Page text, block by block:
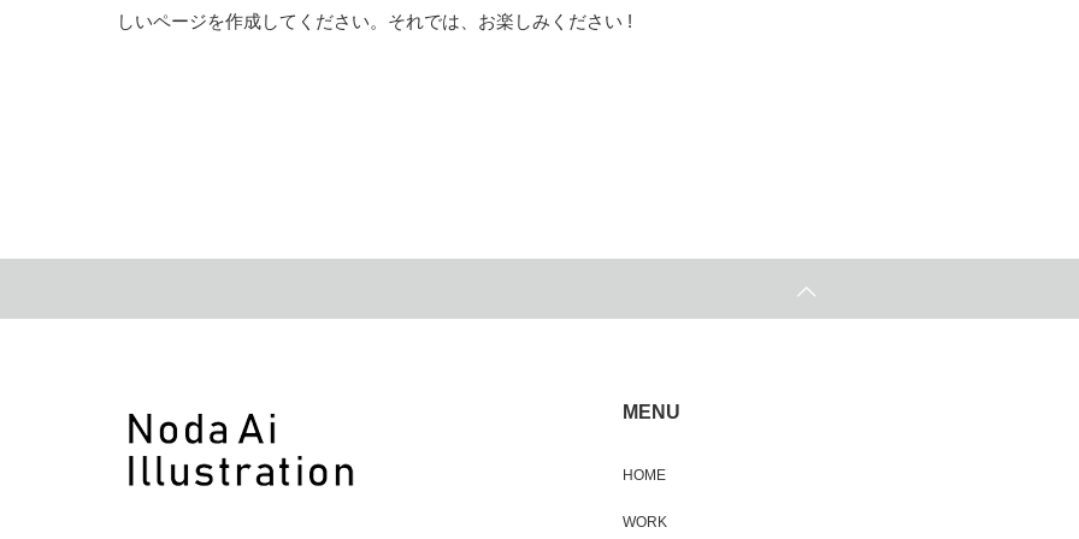
しいページを作成してください。それでは、お楽しみください !
MENU
HOME
WORK